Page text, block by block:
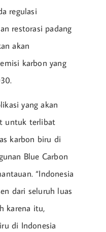
regulasi
restorasi padang
akan
karbon yang
yang akan
untuk terlibat
karbon biru di
Blue Carbon
“Indonesia
dari seluruh luas
karena itu,
di Indonesia